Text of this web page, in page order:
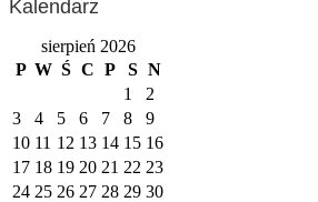
Kalendarz
sierpień 2026
P W Ś C P S N
1
2
3
4 5 6 7 8
9
10 11 12 13 14 15 16
17 18 19 20 21 22 23
24 25 26 27 28 29 30